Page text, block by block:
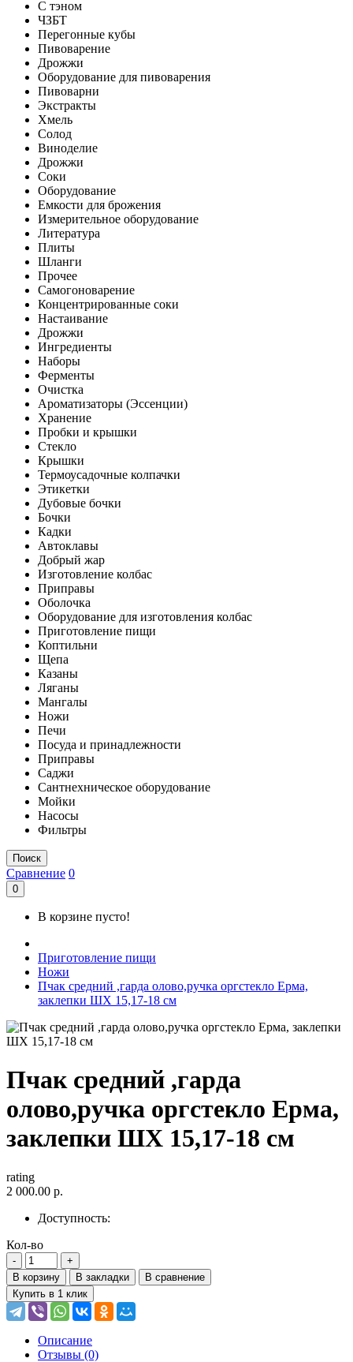
С тэном
ЧЗБТ
Перегонные кубы
Пивоварение
Дрожжи
Оборудование для пивоварения
Пивоварни
Экстракты
Хмель
Солод
Виноделие
Дрожжи
Соки
Оборудование
Емкости для брожения
Измерительное оборудование
Литература
Плиты
Шланги
Прочее
Самогоноварение
Концентрированные соки
Настаивание
Дрожжи
Ингредиенты
Наборы
Ферменты
Очистка
Ароматизаторы (Эссенции)
Хранение
Пробки и крышки
Стекло
Крышки
Термоусадочные колпачки
Этикетки
Дубовые бочки
Бочки
Кадки
Автоклавы
Добрый жар
Изготовление колбас
Приправы
Оболочка
Оборудование для изготовления колбас
Приготовление пищи
Коптильни
Щепа
Казаны
Ляганы
Мангалы
Ножи
Печи
Посуда и принадлежности
Приправы
Саджи
Сантнехническое оборудование
Мойки
Насосы
Фильтры
Поиск
Сравнение 0
0
В корзине пусто!
Приготовление пищи
Ножи
Пчак средний ,гарда олово,ручка оргстекло Ерма,
заклепки ШХ 15,17-18 см
Пчак средний ,гарда
олово,ручка оргстекло Ерма,
заклепки ШХ 15,17-18 см
rating
2 000.00 р.
Доступность:
Кол-во
В корзину В закладки
В сравнение
Купить в 1 клик
Описание
Отзывы (0)